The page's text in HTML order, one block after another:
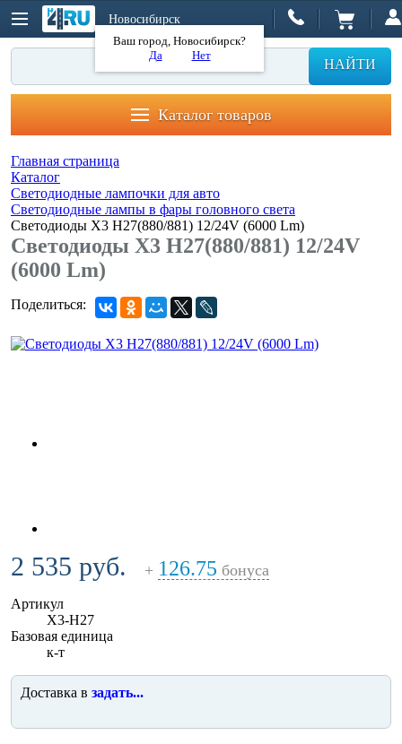
Новосибирск
Ваш город, Новосибирск?
Да
Нет
НАЙТИ
Каталог товаров
Главная страница
Каталог
Светодиодные лампочки для авто
Светодиодные лампы в фары головного света
Светодиоды X3 H27(880/881) 12/24V (6000 Lm)
Светодиоды X3 H27(880/881) 12/24V
(6000 Lm)
Поделиться:
2 535 руб. + 126.75 бонуса
Артикул
X3-H27
Базовая единица
к-т
Доставка в задать...